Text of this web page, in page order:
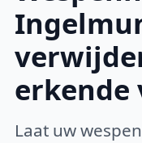
erkende
Laat uw